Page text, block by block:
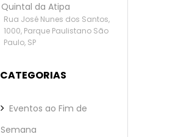
Quintal da Atipa
Rua José Nunes dos Santos,
1000, Parque Paulistano São
Paulo, SP
CATEGORIAS
Eventos ao Fim de
Semana